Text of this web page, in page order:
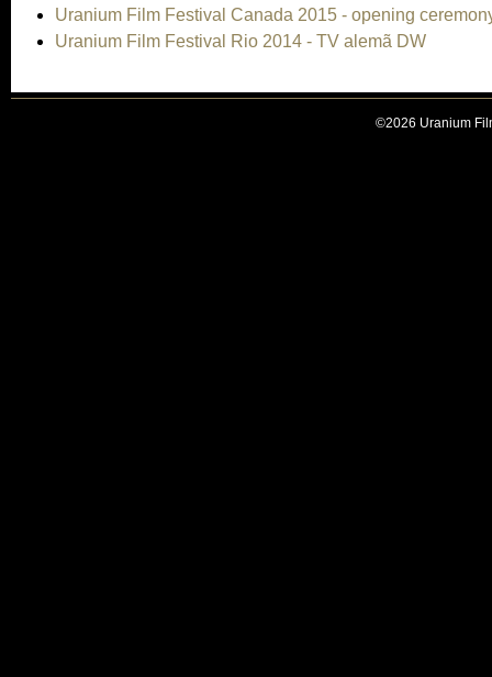
Uranium Film Festival Canada 2015 - opening
Uranium Film Festival Rio 2014 - TV alemã DW
©2026 Uranium